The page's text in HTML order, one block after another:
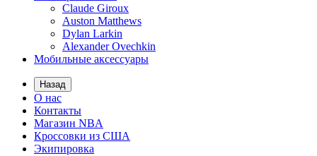
Claude Giroux
Auston Matthews
Dylan Larkin
Alexander Ovechkin
Мобильные аксессуары
Назад
О нас
Контакты
Магазин NBA
Кроссовки из США
Экипировка